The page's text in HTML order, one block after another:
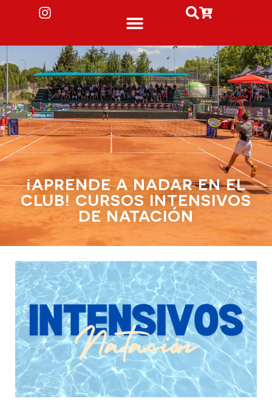
¡APRENDE A NADAR EN EL
CLUB! CURSOS INTENSIVOS
DE NATACIÓN